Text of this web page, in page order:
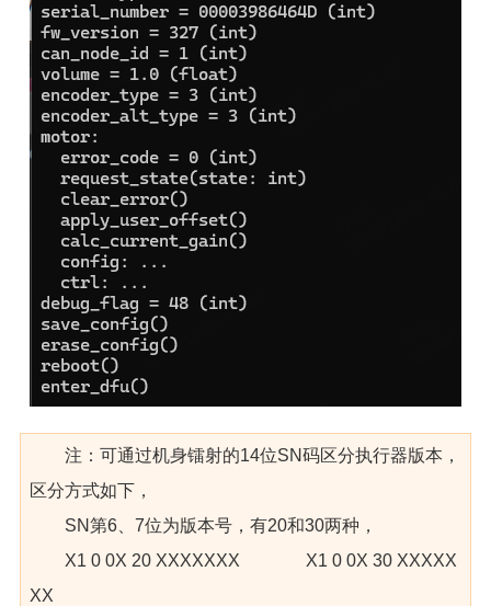
注：可通过机身镭射的14位SN码区分执行器版本，
区分方式如下，
SN第6、7位为版本号，有20和30两种，
X1 0 0X 20 XXXXXXX X1 0 0X 30 XXXXX
XX